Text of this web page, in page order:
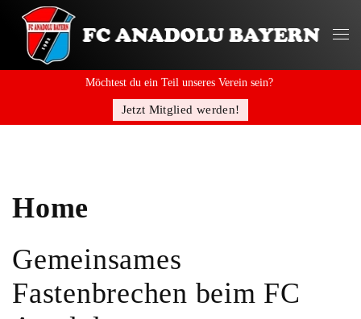
Möchtest du ein Teil unseres Verein sein?
Jetzt Mitglied werden!
Home
Gemeinsames
Fastenbrechen beim FC